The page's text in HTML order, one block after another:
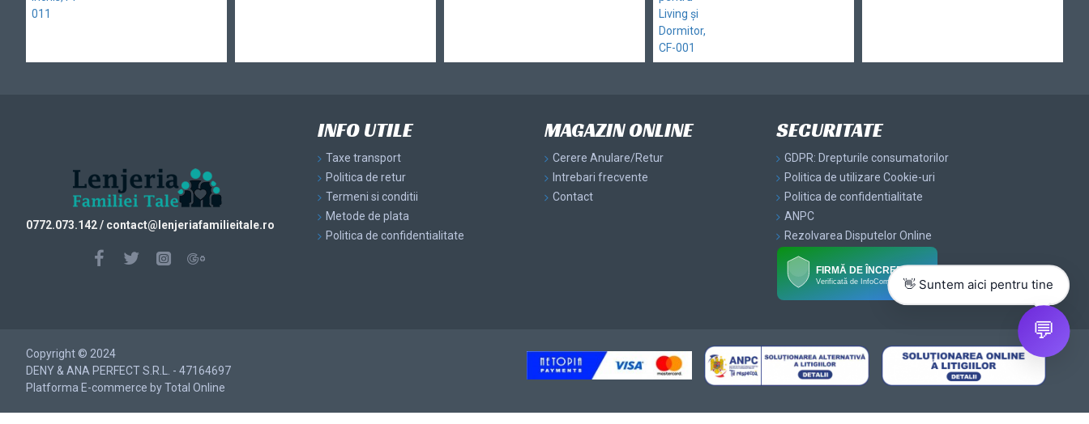
0772.073.142/ contact@ lenjeriafamilieitale.ro
INFO UTILE
Taxe transport
Politica de retur
Termeni si conditii
Metode de plata
Politica de confidentialitate
MAGAZIN ONLINE
Cerere Anulare/Retur
Intrebari frecvente
Contact
SECURITATE
GDPR: Drepturile consumatorilor
Politica de utilizare Cookie-uri
Politica de confidentialitate
ANPC
Rezolvarea Disputelor Online
FIRMĂ DE ÎNCREDERE
Verificată de InfoCompanii.ro
Copyright © 2024
DENY & ANA PERFECT S.R.L. - 47164697
Platforma E-commerce by Total Online